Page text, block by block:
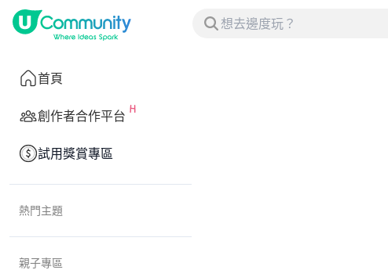
首頁
創作者合作平台
試用獎賞專區
熱門主題
親子專區